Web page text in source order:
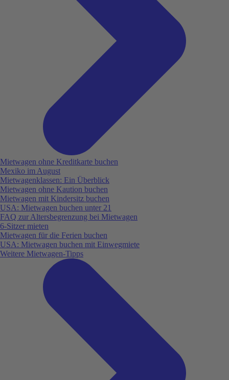
Mietwagen ohne Kreditkarte buchen
Mexiko im August
Mietwagenklassen: Ein Überblick
Mietwagen ohne Kaution buchen
Mietwagen mit Kindersitz buchen
USA: Mietwagen buchen unter 21
FAQ zur Altersbegrenzung bei Mietwagen
6-Sitzer mieten
Mietwagen für die Ferien buchen
USA: Mietwagen buchen mit Einwegmiete
Weitere Mietwagen-Tipps